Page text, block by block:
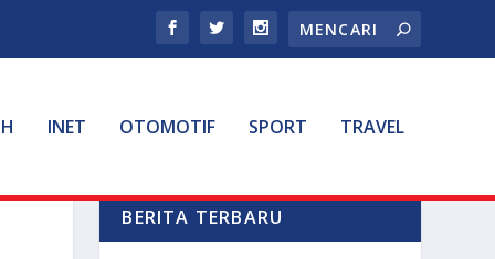
INET OTOMOTIF SPORT TRAVEL
BERITA TERBARU